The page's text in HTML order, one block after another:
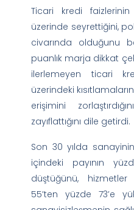
Ticari kredi
üzerinde seyrettiğini,
civarında olduğunu
puanlık marja dikkat
ilerlemeyen ticari
üzerindeki
erişimini
zayıflattığını dile getirdi.
Son 30 yılda
içindeki payının
düştüğünü,
55’ten yüzde 73’e